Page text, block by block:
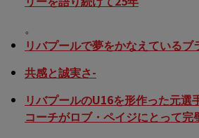
。
リバプールで夢をかなえているブ
共感と誠実さ-
リバプールのU16を形作った元選
コーチがロブ・ペイジにとって完